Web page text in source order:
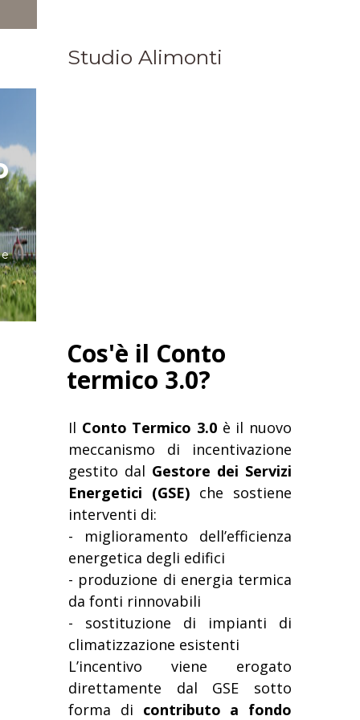
Studio Alimonti
Cos'è il Conto
termico 3.0?
Il Conto Termico 3.0 è il nuovo
meccanismo di incentivazione
gestito dal Gestore dei Servizi
Energetici (GSE) che sostiene
interventi di:
- miglioramento dell’efficienza
energetica degli edifici
- produzione di energia termica
da fonti rinnovabili
- sostituzione di impianti di
climatizzazione esistenti
L’incentivo viene erogato
direttamente dal GSE sotto
forma di contributo a fondo